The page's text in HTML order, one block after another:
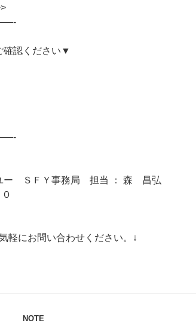
確認ください▼
ー ＳＦＹ事務局 担当 ： 森 昌弘
軽にお問い合わせください。↓
カ
NOTE